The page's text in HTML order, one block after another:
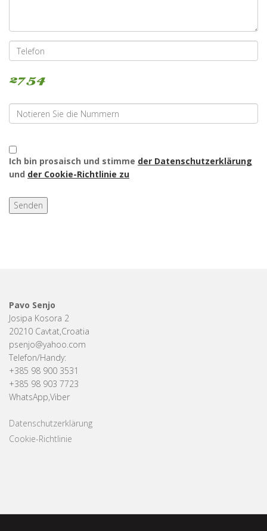
Ich bin prosaisch und stimme der Datenschutzerklärung
und der Cookie-Richtlinie zu
Senden
Pavo Senjo
Josipa Kosora 2
20210 Cavtat,Croatia
psenjo@yahoo.com
Telefon/Handy:
+385 98 900 3531
+385 98 903 7723
WhatsApp,Viber
Datenschutzerklärung
Cookie-Richtlinie